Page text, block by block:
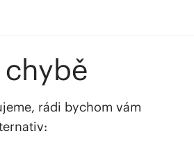
rádi bychom vám